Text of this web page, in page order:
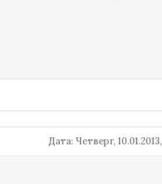
Дата: Четверг,